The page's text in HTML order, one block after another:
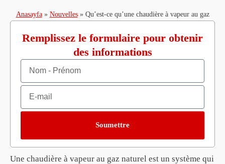
Anasayfa» Nouvelles» Qu’est-ce qu’une chaudière à vapeur au gaz
Remplissez le formulaire pour obtenir
des informations
Soumettre
Une chaudière à vapeur au gaz naturel est un système qui